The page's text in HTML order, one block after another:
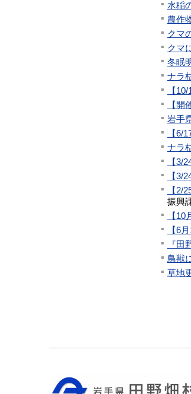
水稲
農作
クマ
クマ
冬眠
ナラ
【
【
岩手
【6/
ナラ
【3/
【3/
【2/
振興
【
【6
『
鳥獣
草地